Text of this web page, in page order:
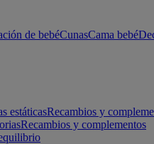
de bebéCunasCama bebé
estáticasRecambios y
Recambios y complementos